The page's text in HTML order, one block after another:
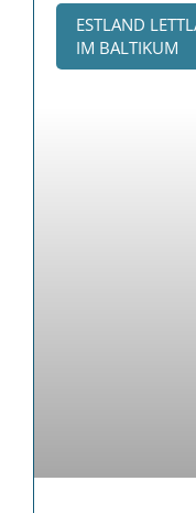
ESTLAND
IM BALTIKUM